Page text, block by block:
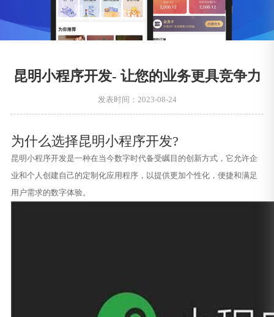
昆明小程序开发- 让您的业务更具竞争力
发表时间：2023-08-24
为什么选择昆明小程序开发?
昆明小程序开发是一种在当今数字时代备受瞩目的创新方式，它允许企
业和个人创建自己的定制化应用程序，以提供更加个性化，便捷和满足
用户需求的数字体验。